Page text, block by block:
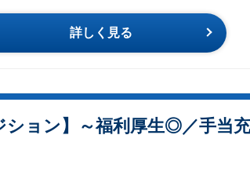
詳しく見る
ション】～福利厚生◎／手当